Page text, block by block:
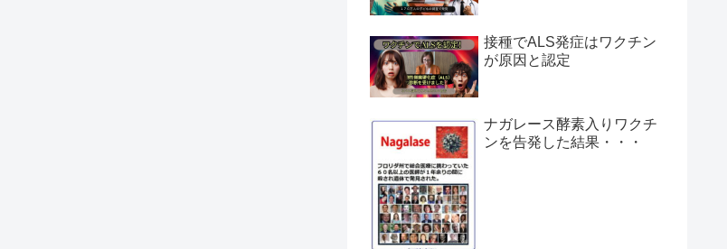
接種でALS発症はワクチン
が原因と認定
ナガレース酵素入りワクチ
ンを告発した結果・・・